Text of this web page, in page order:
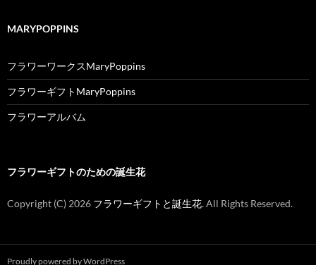
MARYPOPPINS
フラワーワークスMaryPoppins
フラワーギフトMaryPoppins
フラワーアルバム
フラワーギフトのための誕生花
Copyright (C) 2026 フラワーギフトと誕生花. All Rights Reserved.
Proudly powered by WordPress